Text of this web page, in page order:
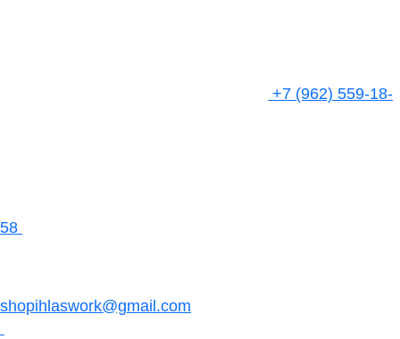
+7 (962) 559-18-
58
shopihlaswork@gmail.com